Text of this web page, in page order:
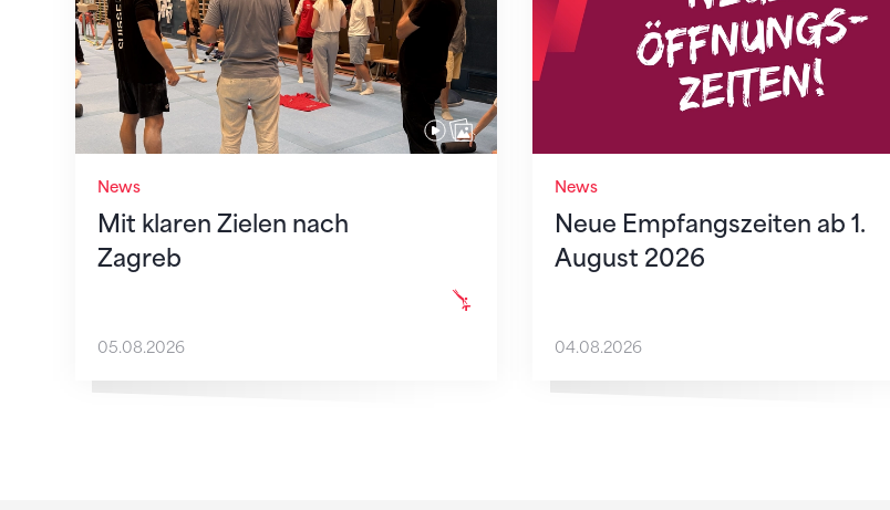
News
Mit klaren Zielen nach
Zagreb
05.08.2026
News
Neue Empfangszeiten ab 1.
August 2026
04.08.2026